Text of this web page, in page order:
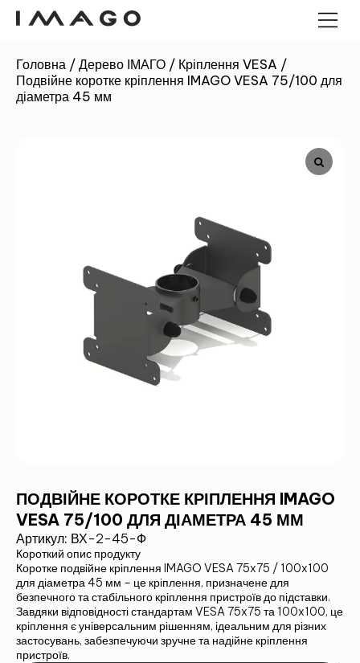
POS-ТЕРМІНАЛИ
ПАНЕЛЬНІ КОМП'ЮТЕРИ
Головна / Дерево ІМАГО / Кріплення VESA /
Подвійне коротке кріплення IMAGO VESA 75/100 для
діаметра 45 мм
ПОДВІЙНЕ КОРОТКЕ КРІПЛЕННЯ IMAGO
VESA 75/100 ДЛЯ ДІАМЕТРА 45 ММ
Артикул: ВХ-2-45-Ф
Короткий опис продукту
Коротке подвійне кріплення IMAGO VESA 75x75 / 100x100
для діаметра 45 мм – це кріплення, призначене для
безпечного та стабільного кріплення пристроїв до підставки.
Завдяки відповідності стандартам VESA 75x75 та 100x100, це
кріплення є універсальним рішенням, ідеальним для різних
застосувань, забезпечуючи зручне та надійне кріплення
пристроїв.